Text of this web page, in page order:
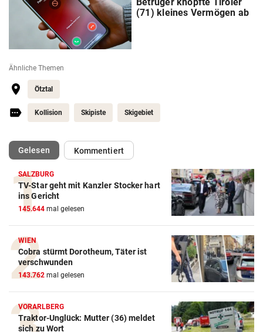
Betrüger knöpfte Tiroler
(71) kleines Vermögen ab
Ähnliche Themen
Ötztal
Kollision Skipiste Skigebiet
Gelesen(ausgewählt)Kommentiert
SALZBURG
TV-Star geht mit Kanzler Stocker hart
ins Gericht
145.644 mal gelesen
WIEN
Cobra stürmt Dorotheum, Täter ist
verschwunden
143.762 mal gelesen
VORARLBERG
Traktor-Unglück: Mutter (36) meldet
sich zu Wort